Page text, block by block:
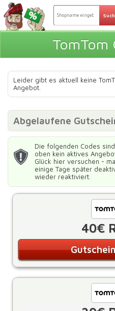
TomTom
Leider gibt es aktuell keine
Angebot.
Abgelaufene
Die folgenden Codes
oben kein aktives
Glück hier versuchen -
einige Tage später
wieder reaktiviert.
40€